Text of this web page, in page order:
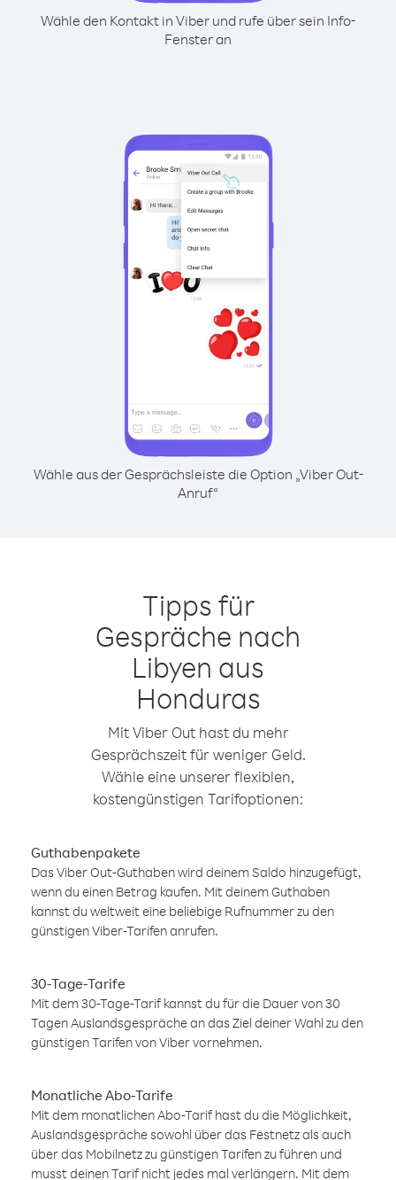
Wähle den Kontakt in Viber und rufe über sein Info-
Fenster an
Wähle aus der Gesprächsleiste die Option „Viber Out-
Anruf“
Tipps für
Gespräche nach
Libyen aus
Honduras
Mit Viber Out hast du mehr
Gesprächszeit für weniger Geld.
Wähle eine unserer flexiblen,
kostengünstigen Tarifoptionen:
Guthabenpakete
Das Viber Out-Guthaben wird deinem Saldo hinzugefügt,
wenn du einen Betrag kaufen. Mit deinem Guthaben
kannst du weltweit eine beliebige Rufnummer zu den
günstigen Viber-Tarifen anrufen.
30-Tage-Tarife
Mit dem 30-Tage-Tarif kannst du für die Dauer von 30
Tagen Auslandsgespräche an das Ziel deiner Wahl zu den
günstigen Tarifen von Viber vornehmen.
Monatliche Abo-Tarife
Mit dem monatlichen Abo-Tarif hast du die Möglichkeit,
Auslandsgespräche sowohl über das Festnetz als auch
über das Mobilnetz zu günstigen Tarifen zu führen und
musst deinen Tarif nicht jedes mal verlängern. Mit dem